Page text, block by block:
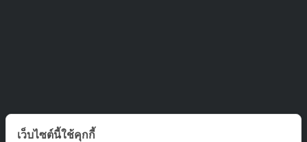
ติดต่อเรา
เว็บไซต์นี้ใช้คุกกี้